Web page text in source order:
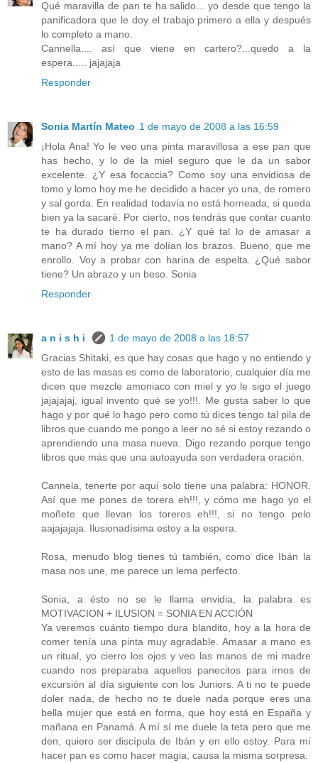
Qué maravilla de pan te ha salido... yo desde que tengo la
panificadora que le doy el trabajo primero a ella y después
lo completo a mano.
Cannella.... así que viene en cartero?...quedo a la
espera..... jajajaja
Responder
Sonia Martín Mateo 1 de mayo de 2008 a las 16:59
¡Hola Ana! Yo le veo una pinta maravillosa a ese pan que
has hecho, y lo de la miel seguro que le da un sabor
excelente. ¿Y esa focaccia? Como soy una envidiosa de
tomo y lomo hoy me he decidido a hacer yo una, de romero
y sal gorda. En realidad todavía no está horneada, si queda
bien ya la sacaré. Por cierto, nos tendrás que contar cuanto
te ha durado tierno el pan. ¿Y qué tal lo de amasar a
mano? A mí hoy ya me dolían los brazos. Bueno, que me
enrollo. Voy a probar con harina de espelta. ¿Qué sabor
tiene? Un abrazo y un beso. Sonia
Responder
a n i s h i
1 de mayo de 2008 a las 18:57
Gracias Shitaki, es que hay cosas que hago y no entiendo y
esto de las masas es como de laboratorio, cualquier día me
dicen que mezcle amoniaco con miel y yo le sigo el juego
jajajajaj, igual invento qué se yo!!!. Me gusta saber lo que
hago y por qué lo hago pero como tú dices tengo tal pila de
libros que cuando me pongo a leer no sé si estoy rezando o
aprendiendo una masa nueva. Digo rezando porque tengo
libros que más que una autoayuda son verdadera oración.
Cannela, tenerte por aquí solo tiene una palabra: HONOR.
Así que me pones de torera eh!!!, y cómo me hago yo el
moñete que llevan los toreros eh!!!, si no tengo pelo
aajajajaja. Ilusionadísima estoy a la espera.
Rosa, menudo blog tienes tú también, como dice Ibán la
masa nos une, me parece un lema perfecto.
Sonia, a ésto no se le llama envidia, la palabra es
MOTIVACION + ILUSION = SONIA EN ACCIÓN
Ya veremos cuánto tiempo dura blandito, hoy a la hora de
comer tenía una pinta muy agradable. Amasar a mano es
un ritual, yo cierro los ojos y veo las manos de mi madre
cuando nos preparaba aquellos panecitos para irnos de
excursión al día siguiente con los Juniors. A ti no te puede
doler nada, de hecho no te duele nada porque eres una
bella mujer que está en forma, que hoy está en España y
mañana en Panamá. A mí sí me duele la teta pero que me
den, quiero ser discípula de Ibán y en ello estoy. Para mí
hacer pan es como hacer magia, causa la misma sorpresa.